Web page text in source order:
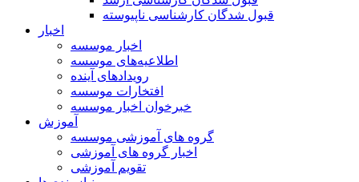
قبول شدگان کارشناسی ناپیوسته
اخبار
اخبار موسسه
اطلاعیه‌های موسسه
رویدادهای آینده
افتخارات موسسه
خبرخوان اخبار موسسه
آموزش
گروه های آموزشی موسسه
اخبار گروه های آموزشی
تقویم آموزشی